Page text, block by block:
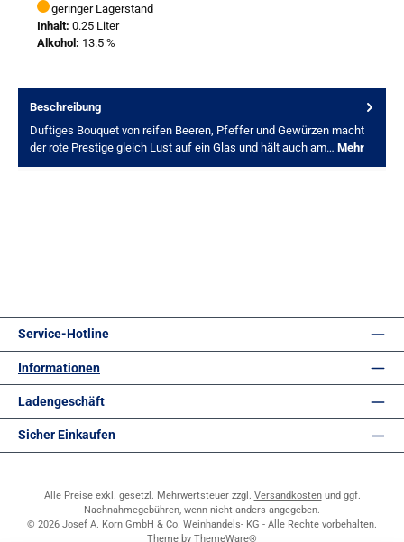
geringer Lagerstand
Inhalt: 0.25 Liter
Alkohol: 13.5 %
Beschreibung
Duftiges Bouquet von reifen Beeren, Pfeffer und Gewürzen macht
der rote Prestige gleich Lust auf ein Glas und hält auch am… Mehr
Service-Hotline
Informationen
Ladengeschäft
Sicher Einkaufen
Alle Preise exkl. gesetzl. Mehrwertsteuer zzgl. Versandkostenund ggf.
Nachnahmegebühren, wenn nicht anders angegeben.
© 2026 Josef A. Korn GmbH & Co. Weinhandels- KG - Alle Rechte vorbehalten.
Theme by ThemeWare®